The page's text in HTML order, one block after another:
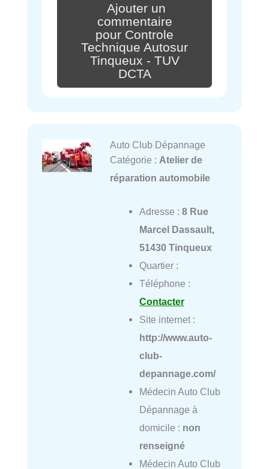
Ajouter un
commentaire
pour Controle
Technique Autosur
Tinqueux - TUV
DCTA
Auto Club Dépannage
Catégorie : Atelier de
réparation automobile
Adresse : 8 Rue
Marcel Dassault,
51430 Tinqueux
Quartier :
Téléphone :
Contacter
Site internet :
http://www.auto-
club-
depannage.com/
Médecin Auto Club
Dépannage à
domicile : non
renseigné
Médecin Auto Club